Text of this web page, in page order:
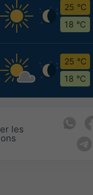
25 °C
18 °C
25 °C
18 °C
les